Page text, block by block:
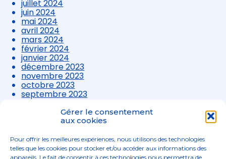
Gérer le consentement
aux cookies
Pour offrir les meilleures expériences, nous utilisons des technologies
telles que les cookies pour stocker et/ou accéder aux informations des
appareils. Le fait de consentir à ces technologies nous permettra de
juillet 2024
juin 2024
mai 2024
avril 2024
mars 2024
février 2024
janvier 2024
décembre 2023
novembre 2023
octobre 2023
septembre 2023
août 2023
juillet 2023
avril 2023
mars 2023